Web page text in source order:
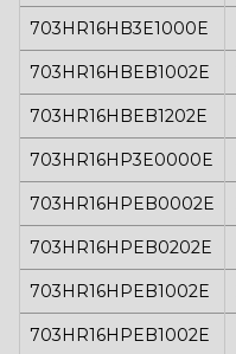
703HR16HB3E1000E
703HR16HBEB1002E
703HR16HBEB1202E
703HR16HP3E0000E
703HR16HPEB0002E
703HR16HPEB0202E
703HR16HPEB1002E
703HR16HPEB1002E